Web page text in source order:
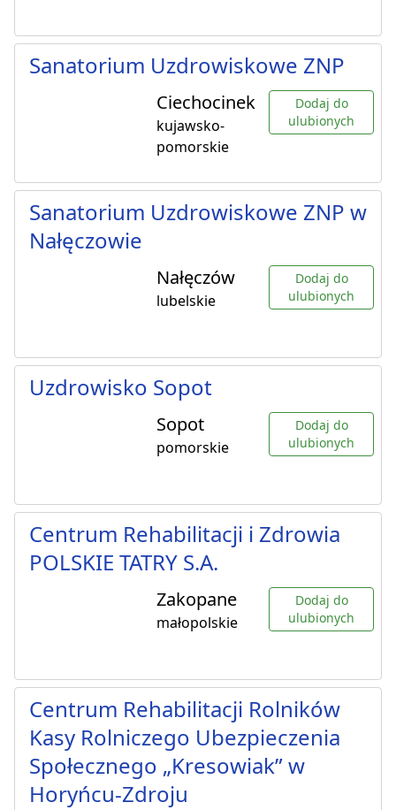
Sanatorium Uzdrowiskowe ZNP
Ciechocinek
kujawsko-
pomorskie
Dodaj do
ulubionych
Sanatorium Uzdrowiskowe ZNP w
Nałęczowie
Nałęczów
lubelskie
Dodaj do
ulubionych
Uzdrowisko Sopot
Sopot
pomorskie
Dodaj do
ulubionych
Centrum Rehabilitacji i Zdrowia
POLSKIE TATRY S.A.
Zakopane
małopolskie
Dodaj do
ulubionych
Centrum Rehabilitacji Rolników
Kasy Rolniczego Ubezpieczenia
Społecznego „Kresowiak” w
Horyńcu-Zdroju